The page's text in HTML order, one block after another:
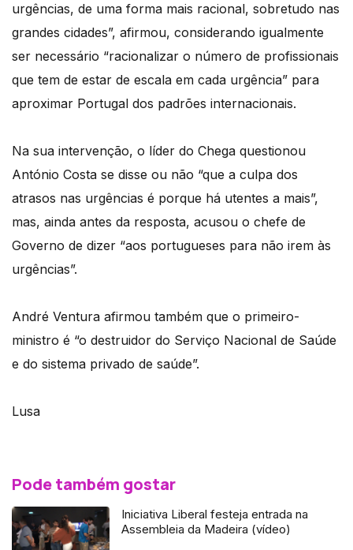
urgências, de uma forma mais racional, sobretudo nas
grandes cidades”, afirmou, considerando igualmente
ser necessário “racionalizar o número de profissionais
que tem de estar de escala em cada urgência” para
aproximar Portugal dos padrões internacionais.
Na sua intervenção, o líder do Chega questionou
António Costa se disse ou não “que a culpa dos
atrasos nas urgências é porque há utentes a mais”,
mas, ainda antes da resposta, acusou o chefe de
Governo de dizer “aos portugueses para não irem às
urgências”.
André Ventura afirmou também que o primeiro-
ministro é “o destruidor do Serviço Nacional de Saúde
e do sistema privado de saúde”.
Lusa
Pode também gostar
Iniciativa Liberal festeja entrada na
Assembleia da Madeira (vídeo)